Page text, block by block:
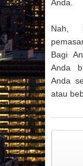
Anda.
Nah,
Bagi
Anda
Anda
atau